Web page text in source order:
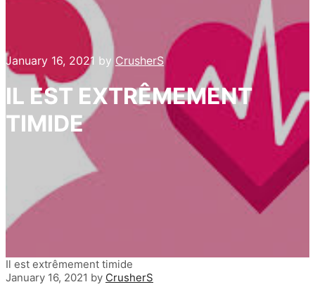
January 16, 2021 by CrusherS
IL EST EXTRÊMEMENT
TIMIDE
Il est extrêmement timide
January 16, 2021 by CrusherS